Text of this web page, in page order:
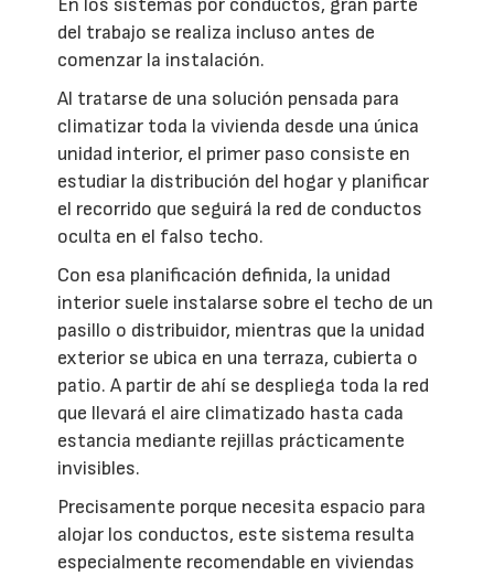
del trabajo se realiza incluso antes de
comenzar la instalación.
Al tratarse de una solución pensada para
climatizar toda la vivienda desde una única
unidad interior, el primer paso consiste en
estudiar la distribución del hogar y planificar
el recorrido que seguirá la red de conductos
oculta en el falso techo.
Con esa planificación definida, la unidad
interior suele instalarse sobre el techo de un
pasillo o distribuidor, mientras que la unidad
exterior se ubica en una terraza, cubierta o
patio. A partir de ahí se despliega toda la red
que llevará el aire climatizado hasta cada
estancia mediante rejillas prácticamente
invisibles.
Precisamente porque necesita espacio para
alojar los conductos, este sistema resulta
especialmente recomendable en viviendas